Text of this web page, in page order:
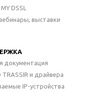
DSSL
выставки
документация
и драйвера
IP-устройства